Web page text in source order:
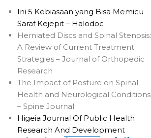
Ini 5 Kebiasaan yang Bisa Memicu
Saraf Kejepit – Halodoc
Herniated Discs and Spinal Stenosis:
A Review of Current Treatment
Strategies – Journal of Orthopedic
Research
The Impact of Posture on Spinal
Health and Neurological Conditions
– Spine Journal
Higeia Journal Of Public Health
Research And Development